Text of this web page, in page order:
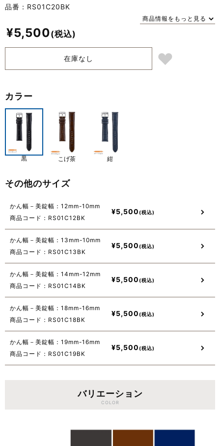
品番： RS01C20BK
商品情報をもっと見る
¥5,500
在庫なし
カラー
黒 こげ茶 紺
その他のサイズ
かん幅－美錠幅：12mm-10mm
商品コード：RS01C12BK
¥5,500
かん幅－美錠幅：13mm-10mm
商品コード：RS01C13BK
¥5,500
かん幅－美錠幅：14mm-12mm
商品コード：RS01C14BK
¥5,500
かん幅－美錠幅：18mm-16mm
商品コード：RS01C18BK
¥5,500
かん幅－美錠幅：19mm-16mm
商品コード：RS01C19BK
¥5,500
バリエーション
COLOR